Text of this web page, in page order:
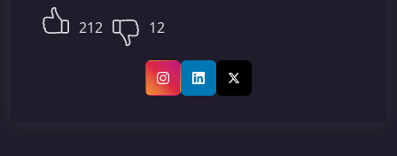
212 12
InstagramLinkedInX (Twitter)